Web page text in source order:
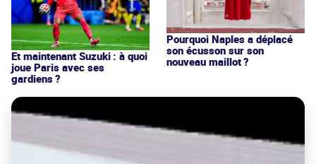
Et maintenant Suzuki : à quoi
joue Paris avec ses
gardiens ?
Pourquoi Naples a déplacé
son écusson sur son
nouveau maillot ?